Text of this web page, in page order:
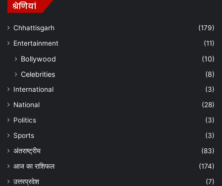
श्रेणियां
Chhattisgarh
(179)
Entertainment
(11)
Bollywood
(10)
Celebrities
(8)
International
(3)
National
(28)
Politics
(3)
Sports
(3)
अंतराष्ट्रीय
(83)
आज का राशिफल
(174)
उत्तरप्रदेश
(7)